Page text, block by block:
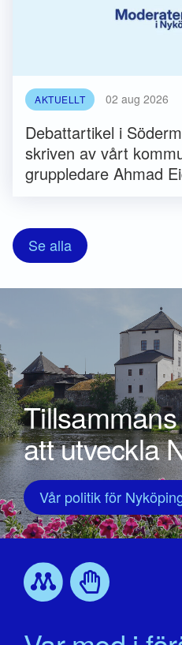
AKTUELLT 02 aug 2026
Debattartikel i
skriven av vårt
gruppledare Ahmad
Se alla
att utveckla
Vår politik för